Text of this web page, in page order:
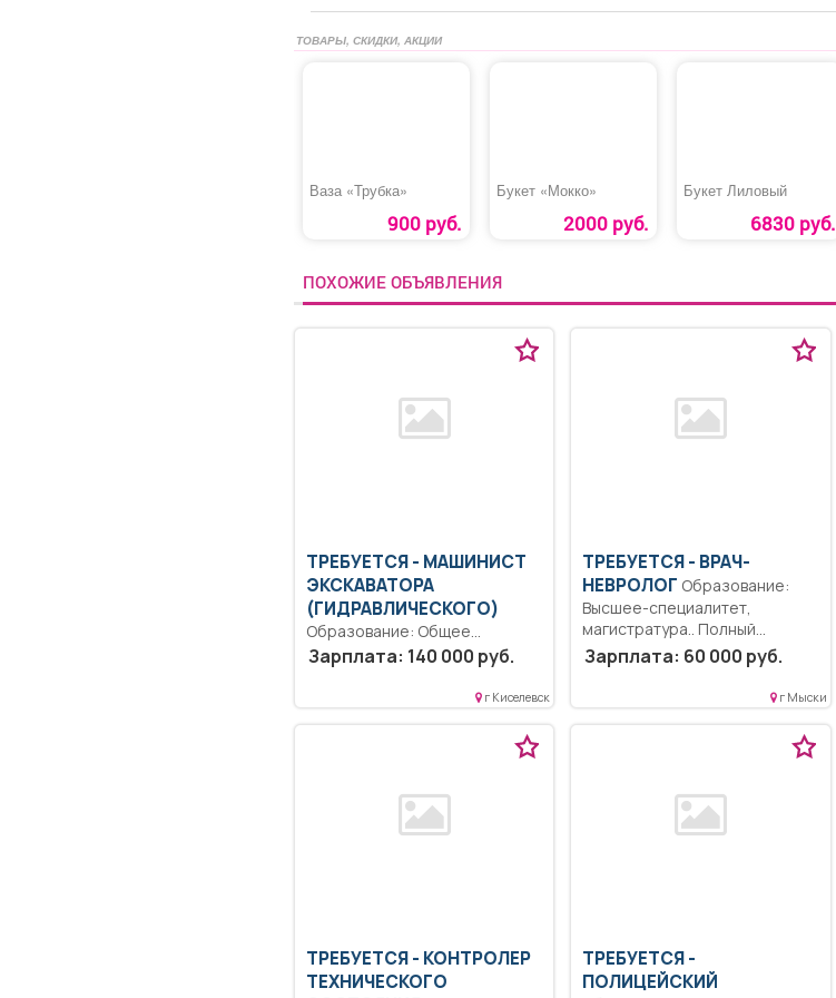
ТОВАРЫ, СКИДКИ, АКЦИИ
Ваза «Трубка»
900 руб.
Букет «Мокко»
2000 руб.
Букет Лиловый
6830 руб.
ПОХОЖИЕ ОБЪЯВЛЕНИЯ
ТРЕБУЕТСЯ - МАШИНИСТ
ЭКСКАВАТОРА
(ГИДРАВЛИЧЕСКОГО)
Образование: Общее
образование.. Эксплуатация
экскаватора при проведении
вскрышных, добычных,...
Зарплата: 140 000 руб.
г Киселевск
ТРЕБУЕТСЯ - ВРАЧ-
НЕВРОЛОГ
Высшее-специалитет,
магистратура.. Полный
рабочий день..
Зарплата: 60 000 руб.
г Мыски
ТРЕБУЕТСЯ - КОНТРОЛЕР
ТЕХНИЧЕСКОГО
ТРЕБУЕТСЯ -
ПОЛИЦЕЙСКИЙ